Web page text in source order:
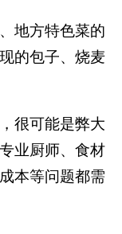
地方特色菜的
的包子、烧麦
很可能是弊大
业厨师、食材
本等问题都需